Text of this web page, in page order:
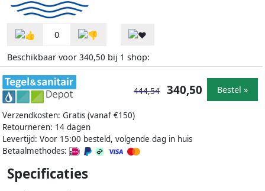
0
Beschikbaar voor 340,50 bij 1 shop:
Verzendkosten: Gratis (vanaf €150)
Retourneren: 14 dagen
Levertijd: Voor 15:00 besteld, volgende dag in huis
Betaalmethodes:
444,54 340,50 Bestel »
Specificaties